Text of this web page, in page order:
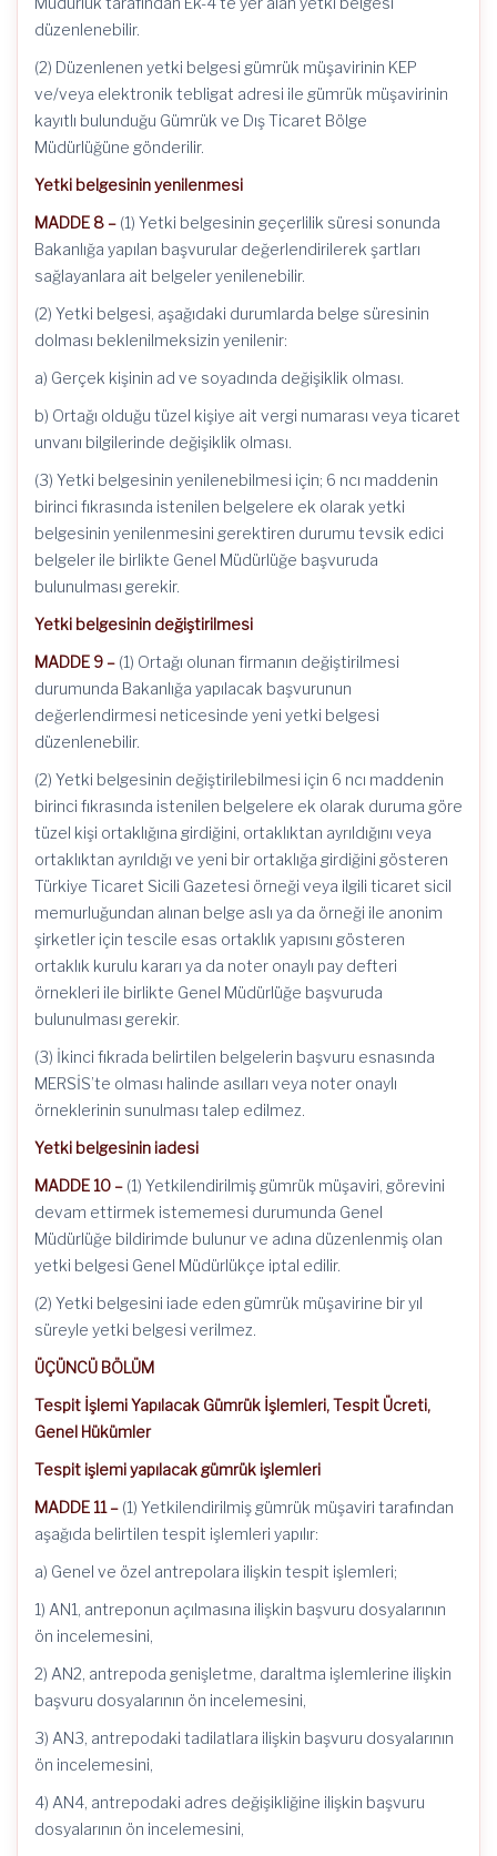
düzenlenebilir.
(2) Düzenlenen yetki belgesi gümrük müşavirinin KEP
ve/veya elektronik tebligat adresi ile gümrük müşavirinin
kayıtlı bulunduğu Gümrük ve Dış Ticaret Bölge
Müdürlüğüne gönderilir.
Yetki belgesinin yenilenmesi
MADDE 8 – (1) Yetki belgesinin geçerlilik süresi sonunda
Bakanlığa yapılan başvurular değerlendirilerek şartları
sağlayanlara ait belgeler yenilenebilir.
(2) Yetki belgesi, aşağıdaki durumlarda belge süresinin
dolması beklenilmeksizin yenilenir:
a) Gerçek kişinin ad ve soyadında değişiklik olması.
b) Ortağı olduğu tüzel kişiye ait vergi numarası veya ticaret
unvanı bilgilerinde değişiklik olması.
(3) Yetki belgesinin yenilenebilmesi için; 6 ncı maddenin
birinci fıkrasında istenilen belgelere ek olarak yetki
belgesinin yenilenmesini gerektiren durumu tevsik edici
belgeler ile birlikte Genel Müdürlüğe başvuruda
bulunulması gerekir.
Yetki belgesinin değiştirilmesi
MADDE 9 – (1) Ortağı olunan firmanın değiştirilmesi
durumunda Bakanlığa yapılacak başvurunun
değerlendirmesi neticesinde yeni yetki belgesi
düzenlenebilir.
(2) Yetki belgesinin değiştirilebilmesi için 6 ncı maddenin
birinci fıkrasında istenilen belgelere ek olarak duruma göre
tüzel kişi ortaklığına girdiğini, ortaklıktan ayrıldığını veya
ortaklıktan ayrıldığı ve yeni bir ortaklığa girdiğini gösteren
Türkiye Ticaret Sicili Gazetesi örneği veya ilgili ticaret sicil
memurluğundan alınan belge aslı ya da örneği ile anonim
şirketler için tescile esas ortaklık yapısını gösteren
ortaklık kurulu kararı ya da noter onaylı pay defteri
örnekleri ile birlikte Genel Müdürlüğe başvuruda
bulunulması gerekir.
(3) İkinci fıkrada belirtilen belgelerin başvuru esnasında
MERSİS’te olması halinde asılları veya noter onaylı
örneklerinin sunulması talep edilmez.
Yetki belgesinin iadesi
MADDE 10 – (1) Yetkilendirilmiş gümrük müşaviri, görevini
devam ettirmek istememesi durumunda Genel
Müdürlüğe bildirimde bulunur ve adına düzenlenmiş olan
yetki belgesi Genel Müdürlükçe iptal edilir.
(2) Yetki belgesini iade eden gümrük müşavirine bir yıl
süreyle yetki belgesi verilmez.
ÜÇÜNCÜ BÖLÜM
Tespit İşlemi Yapılacak Gümrük İşlemleri, Tespit Ücreti,
Genel Hükümler
Tespit işlemi yapılacak gümrük işlemleri
MADDE 11 – (1) Yetkilendirilmiş gümrük müşaviri tarafından
aşağıda belirtilen tespit işlemleri yapılır:
a) Genel ve özel antrepolara ilişkin tespit işlemleri;
1) AN1, antreponun açılmasına ilişkin başvuru dosyalarının
ön incelemesini,
2) AN2, antrepoda genişletme, daraltma işlemlerine ilişkin
başvuru dosyalarının ön incelemesini,
3) AN3, antrepodaki tadilatlara ilişkin başvuru dosyalarının
ön incelemesini,
4) AN4, antrepodaki adres değişikliğine ilişkin başvuru
dosyalarının ön incelemesini,